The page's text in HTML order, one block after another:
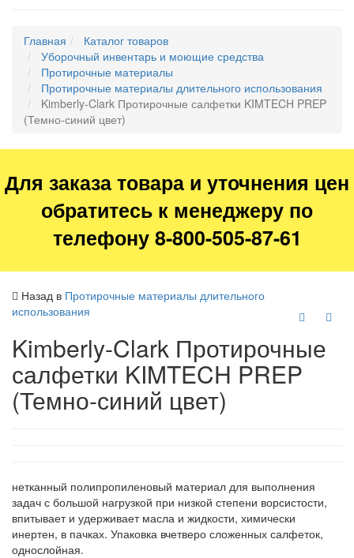
Главная
Каталог товаров
Уборочный инвентарь и моющие средства
Протирочные материалы
Протирочные материалы длительного использования
Kimberly-Clark Протирочные салфетки KIMTECH PREP
(Темно-синий цвет)
Для заказа товара и уточнения цен
обратитесь к менеджеру по
телефону 8-800-505-87-61
Назад в Протирочные материалы длительного
использования
Kimberly-Clark Протирочные
салфетки KIMTECH PREP
(Темно-синий цвет)
нетканный полипропиленовый материал для выполнения
задач с большой нагрузкой при низкой степени ворсистости,
впитывает и удерживает масла и жидкости, химически
инертен, в пачках. Упаковка вчетверо сложенных салфеток,
однослойная.